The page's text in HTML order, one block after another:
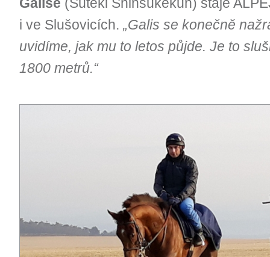
Galise (Suteki Shinsukekun) stáje
i ve Slušovicích. „Galis se konečně
uvidíme, jak mu to letos půjde. Je to
1800 metrů.“